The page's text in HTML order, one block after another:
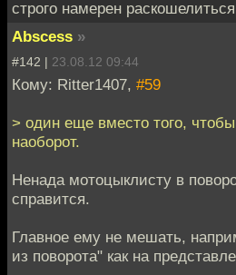
строго намерен
Abscess »
#142 | 23.08.12 09:44
Кому: Ritter1407, #59
> один еще вместо того,
наоборот.
Ненада мотоцыклисту в
справится.
Главное ему не мешать,
из поворота" как на